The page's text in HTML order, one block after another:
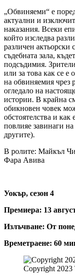
„Обвиняеми“ е
актуални и
наказания. Всеки
който изследва
различен актьорски
съдебната зала,
подсъдимия.
или за това как се е
на обвиняемия чрез
огледало на
истории. В крайна
обикновен човек
обстоятелства и
повлияе завинаги
другите).
В ролите: Майкъл
Фара Авива
Уокър, сезон 4
Премиера: 13
Излъчване: От
Времетраене: 60
Copyright